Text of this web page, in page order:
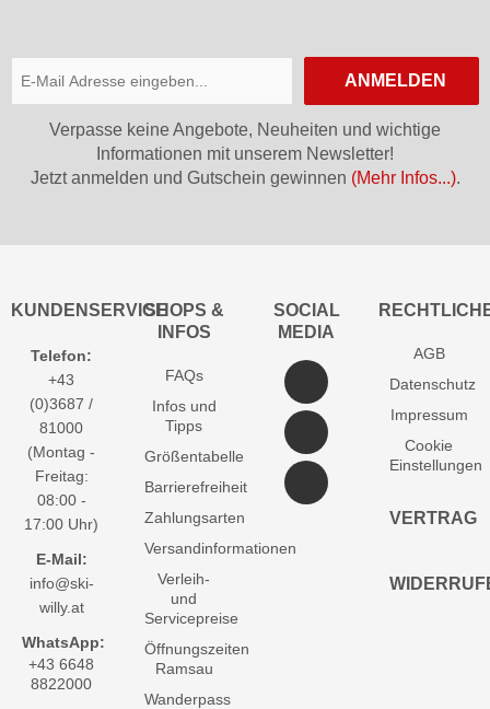
ANMELDEN
Verpasse keine Angebote, Neuheiten und wichtige
Informationen mit unserem Newsletter!
Jetzt anmelden und Gutschein gewinnen (Mehr Infos...).
KUNDENSERVICE
Telefon:
+43
(0)3687 /
81000
(Montag -
Freitag:
08:00 -
17:00 Uhr)
E-Mail:
info@ski-
willy.at
WhatsApp:
+43 6648
8822000
SHOPS &
INFOS
FAQs
Infos und
Tipps
Größentabelle
Barrierefreiheit
Zahlungsarten
Versandinformationen
Verleih-
und
Servicepreise
Öffnungszeiten
Ramsau
Wanderpass
SOCIAL
MEDIA
AGB
Datenschutz
Impressum
Cookie
Einstellungen
VERTRAG